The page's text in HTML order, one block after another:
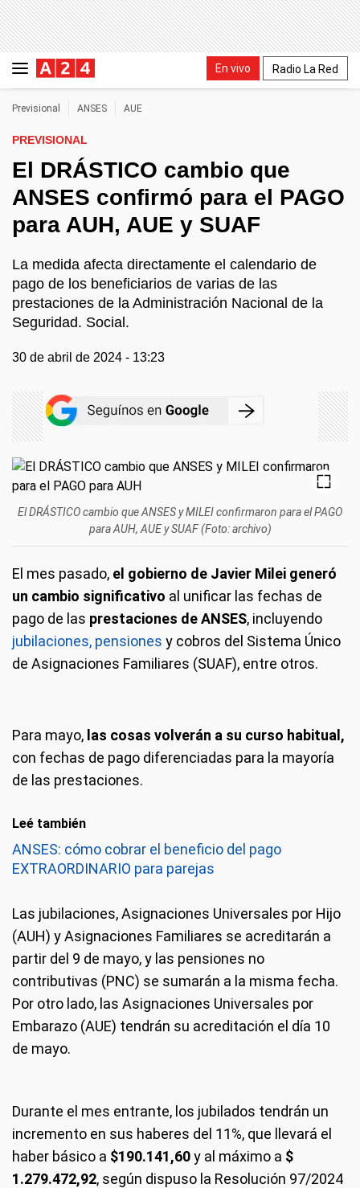
En vivo Radio La Red
Previsional ANSES AUE
PREVISIONAL
El DRÁSTICO cambio que
ANSES confirmó para el PAGO
para AUH, AUE y SUAF
La medida afecta directamente el calendario de
pago de los beneficiarios de varias de las
prestaciones de la Administración Nacional de la
Seguridad. Social.
30 de abril de 2024 - 13:23
El DRÁSTICO cambio que ANSES y MILEI confirmaron para el PAGO
para AUH, AUE y SUAF (Foto: archivo)
El mes pasado, el gobierno de Javier Milei generó
un cambio significativo al unificar las fechas de
pago de las prestaciones de ANSES, incluyendo
jubilaciones, pensiones y cobros del Sistema Único
de Asignaciones Familiares (SUAF), entre otros.
Para mayo, las cosas volverán a su curso habitual,
con fechas de pago diferenciadas para la mayoría
de las prestaciones.
Leé también
ANSES: cómo cobrar el beneficio del pago
EXTRAORDINARIO para parejas
Las jubilaciones, Asignaciones Universales por Hijo
(AUH) y Asignaciones Familiares se acreditarán a
partir del 9 de mayo, y las pensiones no
contributivas (PNC) se sumarán a la misma fecha.
Por otro lado, las Asignaciones Universales por
Embarazo (AUE) tendrán su acreditación el día 10
de mayo.
Durante el mes entrante, los jubilados tendrán un
incremento en sus haberes del 11%, que llevará el
haber básico a $190.141,60y al máximo a $
1.279.472,92, según dispuso la Resolución 97/2024